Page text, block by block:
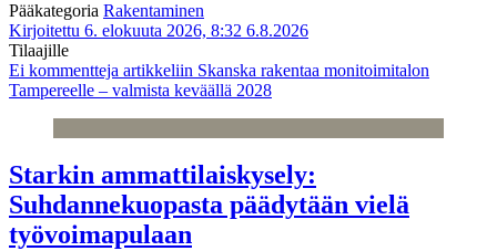
Pääkategoria Rakentaminen
Kirjoitettu 6. elokuuta 2026, 8:32 6.8.2026
Tilaajille
Ei kommentteja artikkeliin Skanska rakentaa monitoimitalon
Tampereelle – valmista keväällä 2028
Starkin ammattilaiskysely:
Suhdannekuopasta päädytään vielä
työvoimapulaan